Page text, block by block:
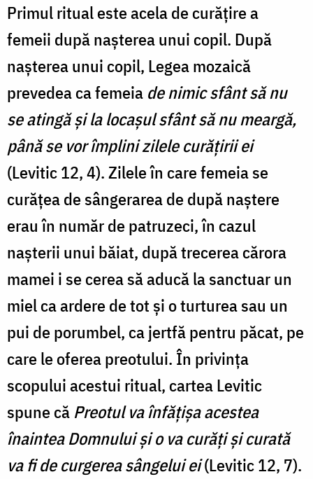
Primul ritual este acela de curățire a
femeii după nașterea unui copil. După
nașterea unui copil, Legea mozaică
prevedea ca femeia de nimic sfânt să nu
se atingă şi la locaşul sfânt să nu meargă,
până se vor împlini zilele curăţirii ei
(Levitic 12, 4). Zilele în care femeia se
curățea de sângerarea de după naștere
erau în număr de patruzeci, în cazul
nașterii unui băiat, după trecerea cărora
mamei i se cerea să aducă la sanctuar un
miel ca ardere de tot și o turturea sau un
pui de porumbel, ca jertfă pentru păcat, pe
care le oferea preotului. În privința
scopului acestui ritual, cartea Levitic
spune că Preotul va înfăţişa acestea
înaintea Domnului şi o va curăţi şi curată
va fi de curgerea sângelui ei(Levitic 12, 7).